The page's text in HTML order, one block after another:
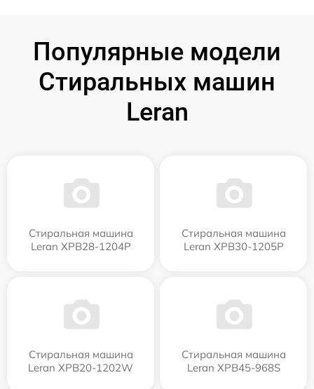
Популярные модели
Стиральных машин
Leran
Стиральная машина
Leran XPB28-1204P
Стиральная машина
Leran XPB30-1205P
Стиральная машина
Leran XPB20-1202W
Стиральная машина
Leran XPB45-968S